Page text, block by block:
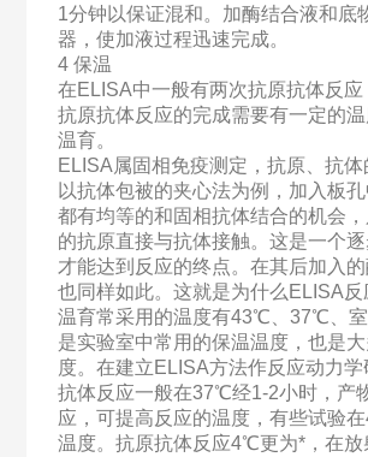
1分钟以保证混和。加酶结合液和底
器，使加液过程迅速完成。
4 保温
在ELISA中一般有两次抗原抗体反应
抗原抗体反应的完成需要有一定的
温育。
ELISA属固相免疫测定，抗原、抗体
以抗体包被的夹心法为例，加入板
都有均等的和固相抗体结合的机会
的抗原直接与抗体接触。这是一个
才能达到反应的终点。在其后加入
也同样如此。这就是为什么ELISA反
温育常采用的温度有43℃、37℃、
是实验室中常用的保温温度，也是
度。在建立ELISA方法作反应动力
抗体反应一般在37℃经1-2小时，产
应，可提高反应的温度，有些试验
温度。抗原抗体反应4℃更为*，在放